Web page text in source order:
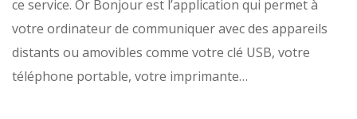
ce service. Or Bonjour est l’application qui permet à
votre ordinateur de communiquer avec des appareils
distants ou amovibles comme votre clé USB, votre
téléphone portable, votre imprimante…